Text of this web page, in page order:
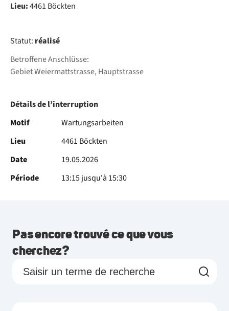
Lieu:4461 Böckten
Statut: réalisé
Betroffene Anschlüsse:
Gebiet Weiermattstrasse, Hauptstrasse
Détails de l’interruption
Motif
Wartungsarbeiten
Lieu
4461 Böckten
Date
19.05.2026
Période
13:15 jusqu'à 15:30
Pas encore trouvé ce que vous
cherchez?